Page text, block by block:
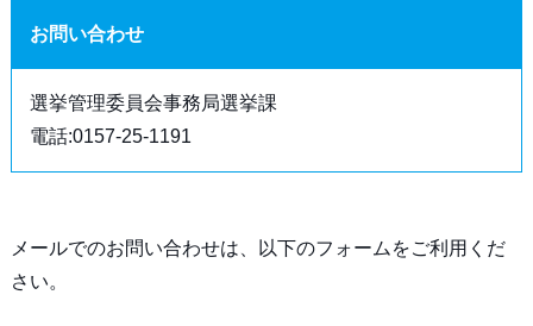
お問い合わせ
選挙管理委員会事務局選挙課
電話:0157-25-1191
メールでのお問い合わせは、以下のフォームをご利用くだ
さい。